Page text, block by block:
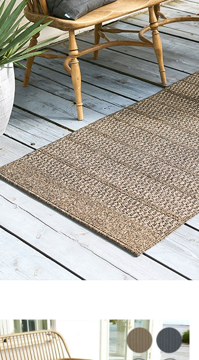
ん！オーダー注文へ
ンサイズの測り方
ーテン